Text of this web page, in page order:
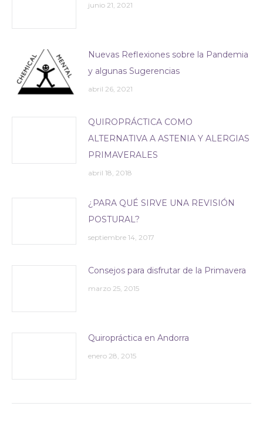
junio 21, 2021
Nuevas Reflexiones sobre la Pandemia
y algunas Sugerencias
abril 26, 2021
QUIROPRÁCTICA COMO
ALTERNATIVA A ASTENIA Y ALERGIAS
PRIMAVERALES
abril 18, 2018
¿PARA QUÉ SIRVE UNA REVISIÓN
POSTURAL?
septiembre 14, 2017
Consejos para disfrutar de la Primavera
marzo 25, 2015
Quiropráctica en Andorra
enero 28, 2015